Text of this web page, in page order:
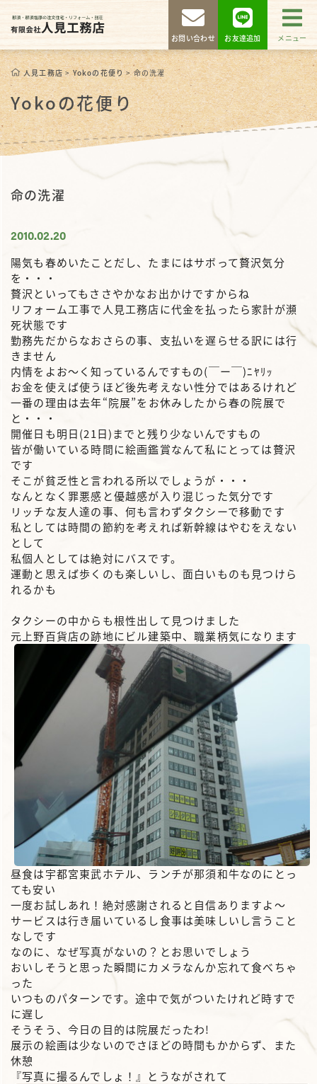
お問い合わせ お友達追加 メニュー
人見工務店>Yokoの花便り>命の洗濯
Yokoの花便り
命の洗濯
2010.02.20
陽気も春めいたことだし、たまにはサボって贅沢気分
を・・・
贅沢といってもささやかなお出かけですからね
リフォーム工事で人見工務店に代金を払ったら家計が瀕
死状態です
勤務先だからなおさらの事、支払いを遅らせる訳には行
きません
内情をよお～く知っているんですもの(￣ー￣)ﾆﾔﾘｯ
お金を使えば使うほど後先考えない性分ではあるけれど
一番の理由は去年“院展”をお休みしたから春の院展で
と・・・
開催日も明日(21日)までと残り少ないんですもの
皆が働いている時間に絵画鑑賞なんて私にとっては贅沢
です
そこが貧乏性と言われる所以でしょうが・・・
なんとなく罪悪感と優越感が入り混じった気分です
リッチな友人達の事、何も言わずタクシーで移動です
私としては時間の節約を考えれば新幹線はやむをえない
として
私個人としては絶対にバスです。
運動と思えば歩くのも楽しいし、面白いものも見つけら
れるかも
タクシーの中からも根性出して見つけました
元上野百貨店の跡地にビル建築中、職業柄気になります
昼食は宇都宮東武ホテル、ランチが那須和牛なのにとっ
ても安い
一度お試しあれ！絶対感謝されると自信ありますよ～
サービスは行き届いているし食事は美味しいし言うこと
なしです
なのに、なぜ写真がないの？とお思いでしょう
おいしそうと思った瞬間にカメラなんか忘れて食べちゃ
った
いつものパターンです。途中で気がついたけれど時すで
に遅し
そうそう、今日の目的は院展だったわ!
展示の絵画は少ないのでさほどの時間もかからず、また
休憩
『写真に撮るんでしょ！』とうながされて